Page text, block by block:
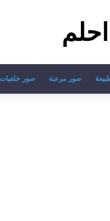
صور مرعبة صور خلفيات